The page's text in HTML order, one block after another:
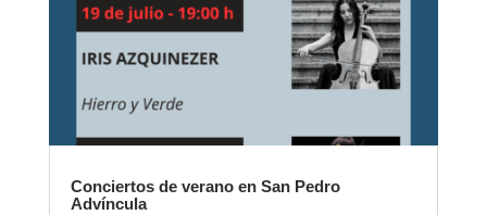
Conciertos de verano en San Pedro
Advíncula